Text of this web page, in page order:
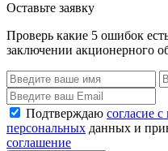
Оставьте заявку
Проверь какие 5 ошибок
заключении акционерного
Подтверждаю согласие
персональных данных и
соглашение